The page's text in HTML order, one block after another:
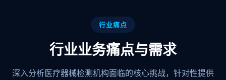
行业痛点
行业业务痛点与需求
深入分析医疗器械检测机构面临的核心挑战，针对性提供